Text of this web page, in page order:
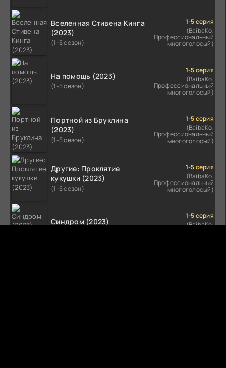
Вселенная Стивена Кинга
(2023)
(1-5 сезон)
1-5 серия
(BaibaKo,
Профессиональный
многоголосый)
На помощь (2023)
(1-5 сезон)
1-5 серия
(BaibaKo,
Профессиональный
многоголосый)
Портной из Бруклина
(2023)
(1-5 сезон)
1-5 серия
(BaibaKo,
Профессиональный
многоголосый)
Другие: Проклятие
кукушки (2023)
(1-5 сезон)
1-5 серия
(BaibaKo,
Профессиональный
многоголосый)
Синдром (2023)
1-5 серия
(BaibaKo,